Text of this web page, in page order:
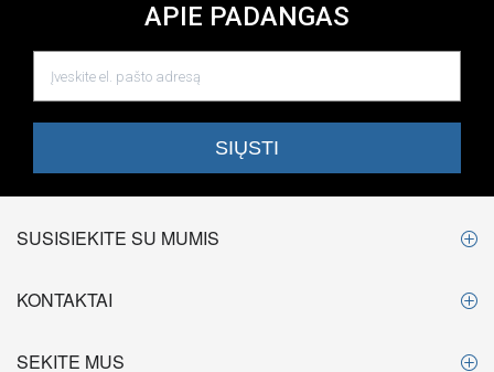
APIE PADANGAS
SUSISIEKITE SU MUMIS
KONTAKTAI
SEKITE MUS